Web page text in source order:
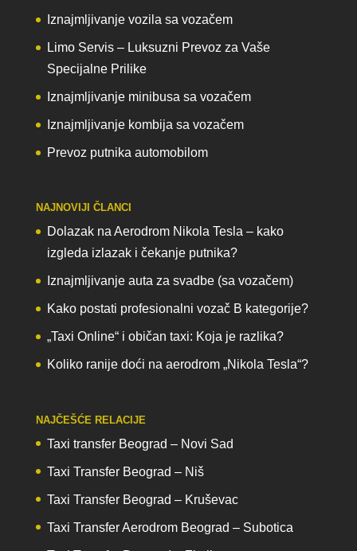
Iznajmljivanje vozila sa vozačem
Limo Servis – Luksuzni Prevoz za Vaše
Specijalne Prilike
Iznajmljivanje minibusa sa vozačem
Iznajmljivanje kombija sa vozačem
Prevoz putnika automobilom
NAJNOVIJI ČLANCI
Dolazak na Aerodrom Nikola Tesla – kako
izgleda izlazak i čekanje putnika?
Iznajmljivanje auta za svadbe (sa vozačem)
Kako postati profesionalni vozač B kategorije?
„Taxi Online“ i običan taxi: Koja je razlika?
Koliko ranije doći na aerodrom „Nikola Tesla“?
NAJČEŠĆE RELACIJE
Taxi transfer Beograd – Novi Sad
Taxi Transfer Beograd – Niš
Taxi Transfer Beograd – Kruševac
Taxi Transfer Aerodrom Beograd – Subotica